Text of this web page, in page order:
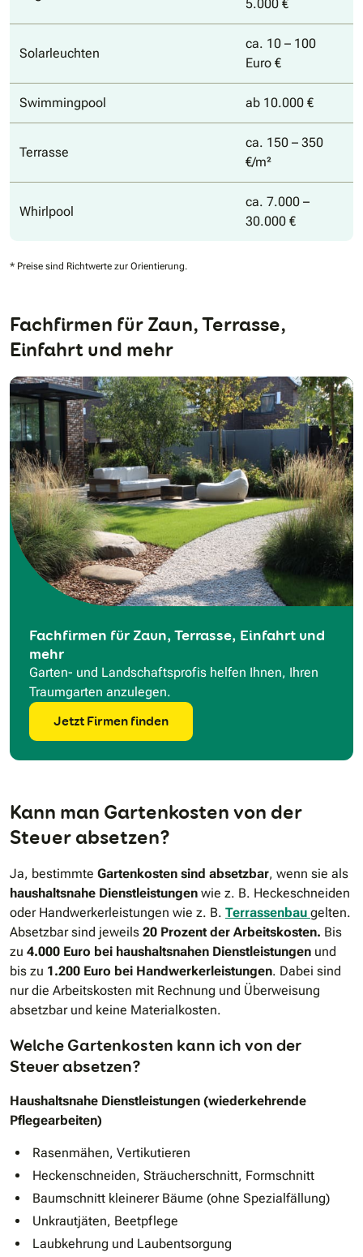
5.000 €
Solarleuchten
ca. 10 – 100
Euro €
Swimmingpool ab 10.000 €
Terrasse
ca. 150 – 350
€/m²
Whirlpool
ca. 7.000 –
30.000 €
* Preise sind Richtwerte zur Orientierung.
Fachfirmen für Zaun, Terrasse,
Einfahrt und mehr
Fachfirmen für Zaun, Terrasse, Einfahrt und
mehr
Garten- und Landschaftsprofis helfen Ihnen, Ihren
Traumgarten anzulegen.
Jetzt Firmen finden
Kann man Gartenkosten von der
Steuer absetzen?
Ja, bestimmte Gartenkosten sind absetzbar, wenn sie als
haushaltsnahe Dienstleistungen wie z. B. Heckeschneiden
oder Handwerkerleistungen wie z. B. Terrassenbau gelten.
Absetzbar sind jeweils 20 Prozent der Arbeitskosten. Bis
zu 4.000 Euro bei haushaltsnahen Dienstleistungen und
bis zu 1.200 Euro bei Handwerkerleistungen. Dabei sind
nur die Arbeitskosten mit Rechnung und Überweisung
absetzbar und keine Materialkosten.
Welche Gartenkosten kann ich von der
Steuer absetzen?
Haushaltsnahe Dienstleistungen (wiederkehrende
Pflegearbeiten)
Rasenmähen, Vertikutieren
Heckenschneiden, Sträucherschnitt, Formschnitt
Baumschnitt kleinerer Bäume (ohne Spezialfällung)
Unkrautjäten, Beetpflege
Laubkehrung und Laubentsorgung